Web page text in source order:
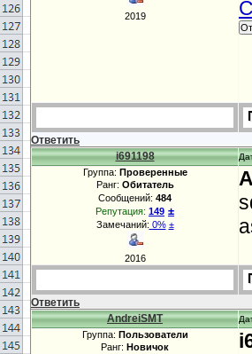
2019
Ответить
i691198
Группа: Проверенные
Ранг: Обитатель
Сообщений: 484
Репутация: 149 ±
Замечаний: 0% ±
2016
Ответить
AndreiSMT
Группа: Пользователи
Ранг: Новичок